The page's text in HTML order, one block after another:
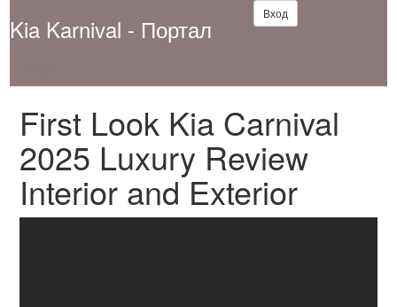
Kia Karnival - Портал
Вход
First Look Kia Carnival
2025 Luxury Review
Interior and Exterior